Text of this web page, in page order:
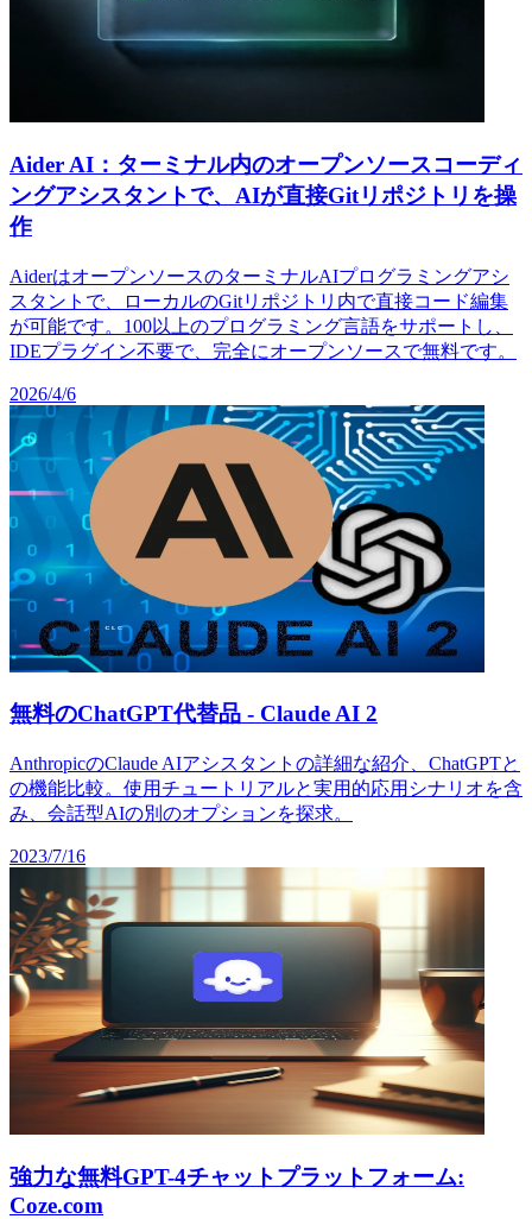
Aider AI：ターミナル内のオープンソースコーディ
ングアシスタントで、AIが直接Gitリポジトリを操
作
AiderはオープンソースのターミナルAIプログラミングアシ
スタントで、ローカルのGitリポジトリ内で直接コード編集
が可能です。100以上のプログラミング言語をサポートし、
IDEプラグイン不要で、完全にオープンソースで無料です。
2026/4/6
無料のChatGPT代替品 - Claude AI 2
AnthropicのClaude AIアシスタントの詳細な紹介、ChatGPTと
の機能比較。使用チュートリアルと実用的応用シナリオを含
み、会話型AIの別のオプションを探求。
2023/7/16
強力な無料GPT-4チャットプラットフォーム:
Coze.com